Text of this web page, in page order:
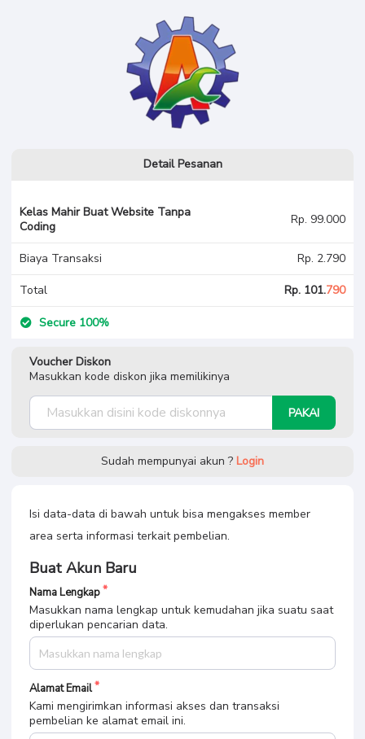
Detail Pesanan
Kelas Mahir Buat Website Tanpa
Coding
Rp. 99.000
Biaya Transaksi Rp. 2.790
Total Rp. 101.790
Secure 100%
Voucher Diskon
Masukkan kode diskon jika memilikinya
PAKAI
Sudah mempunyai akun ? Login
Isi data-data di bawah untuk bisa mengakses member
area serta informasi terkait pembelian.
Buat Akun Baru
Nama Lengkap
Masukkan nama lengkap untuk kemudahan jika suatu saat
diperlukan pencarian data.
Alamat Email
Kami mengirimkan informasi akses dan transaksi
pembelian ke alamat email ini.